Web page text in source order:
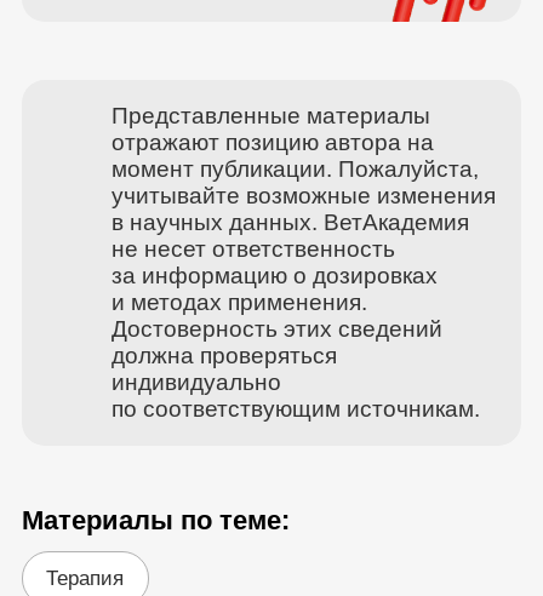
Представленные материалы
отражают позицию автора на
момент публикации. Пожалуйста,
учитывайте возможные изменения
в научных данных. ВетАкадемия
не несет ответственность
за информацию о дозировках
и методах применения.
Достоверность этих сведений
должна проверяться
индивидуально
по соответствующим источникам.
Материалы по теме:
Терапия